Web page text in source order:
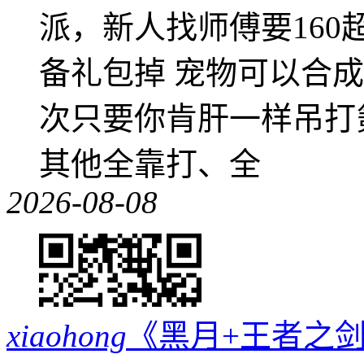
派，新人找师傅要160
备礼包掉 宠物可以合
次只要你肯肝一样吊
其他全靠打、全
2026-08-08
xiaohong 《黑月+王者之